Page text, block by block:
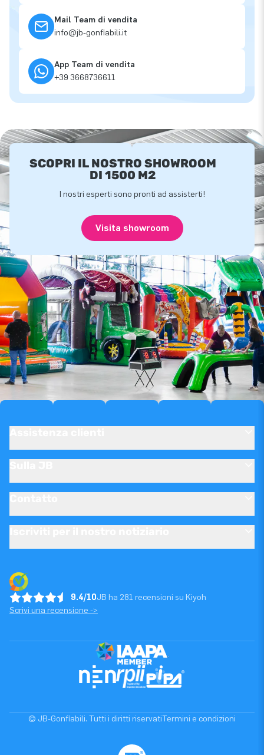
Mail Team di vendita
info@jb-gonfiabili.it
App Team di vendita
+39 3668736611
SCOPRI IL NOSTRO SHOWROOM
DI 1500 M2
I nostri esperti sono pronti ad assisterti!
Visita showroom
9.4/10JB ha 281 recensioni su Kiyoh
Scrivi una recensione ->
© JB-Gonfiabili. Tutti i diritti riservatiTermini e condizioni